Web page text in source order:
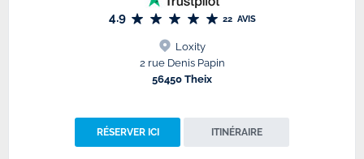
4.9 22AVIS
Loxity
2 rue Denis Papin
56450 Theix
RÉSERVER ICI ITINÉRAIRE